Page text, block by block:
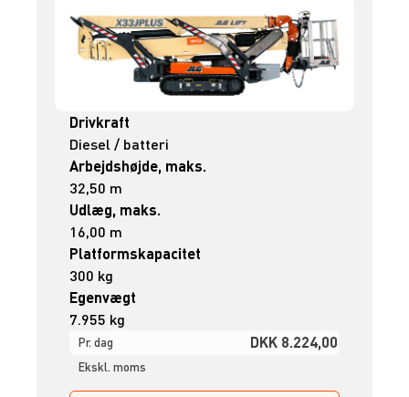
Drivkraft
Diesel / batteri
Arbejdshøjde, maks.
32,50 m
Udlæg, maks.
16,00 m
Platformskapacitet
300 kg
Egenvægt
7.955 kg
Pr. dag DKK 8.224,00
Ekskl. moms